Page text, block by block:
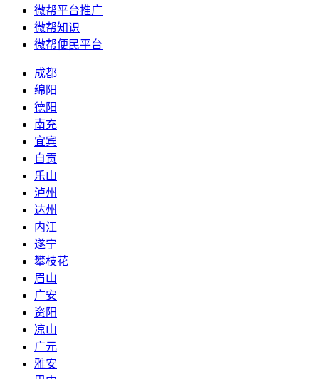
微帮平台推广
微帮知识
微帮便民平台
成都
绵阳
德阳
南充
宜宾
自贡
乐山
泸州
达州
内江
遂宁
攀枝花
眉山
广安
资阳
凉山
广元
雅安